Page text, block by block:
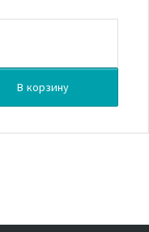
В корзину